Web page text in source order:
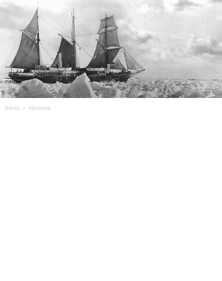
Inicio Historia